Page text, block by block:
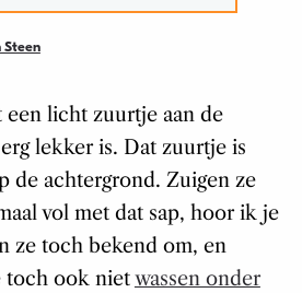
Steen
een licht zuurtje aan de
lekker is. Dat zuurtje is
de achtergrond. Zuigen ze
vol met dat sap, hoor ik je
ze toch bekend om, en
toch ook nietwassen onder